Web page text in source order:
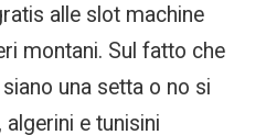
alle slot machine
montani. Sul fatto che
una setta o no si
e tunisini